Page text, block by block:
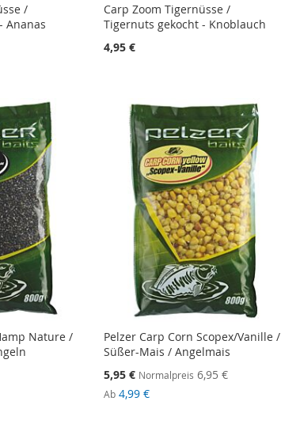
/
Ananas
Carp Zoom Tigernüsse /
Tigernuts gekocht - Knoblauch
4,95 €
Nature /
Pelzer Carp Corn Scopex/Vanille /
Süßer-Mais / Angelmais
Sonderangebot
5,95 € Normalpreis 6,95 €
Ab 4,99 €